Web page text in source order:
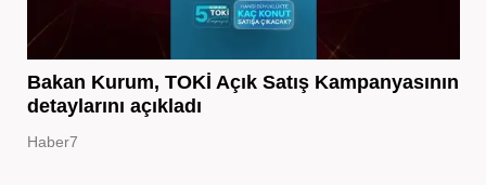
Bakan Kurum, TOKİ Açık Satış Kampanyasının
detaylarını açıkladı
Haber7